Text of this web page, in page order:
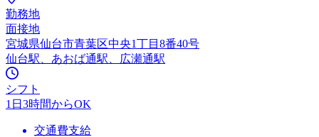
勤務地
面接地
宮城県仙台市青葉区中央1丁目8番40号
仙台駅、あおば通駅、広瀬通駅
シフト
1日3時間からOK
交通費支給